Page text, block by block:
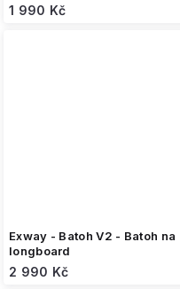
1 990 Kč
Exway - Batoh V2 - Batoh na
longboard
2 990 Kč